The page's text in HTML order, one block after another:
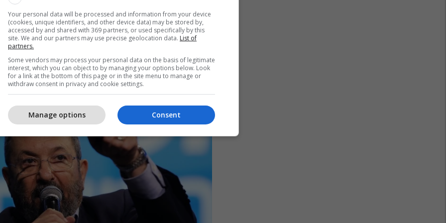
një luftë të pafund sepse e kupton se
do ta përshpejtonte gjyqin e tij”, deklaroi Barak,
ka penguar tashmë marrëveshjet për
me Hamasin dhe ka bllokuar përparimin në
me Libanin.
Your personal data will be processed and information from your device
(cookies, unique identifiers, and other device data) may be stored by,
accessed by and shared with 369 partners, or used specifically by this
site. We and our partners may use precise geolocation data. List of
partners.
Some vendors may process your personal data on the basis of legitimate
interest, which you can object to by managing your options below. Look
for a link at the bottom of this page or in the site menu to manage or
withdraw consent in privacy and cookie settings.
Consent
Manage options